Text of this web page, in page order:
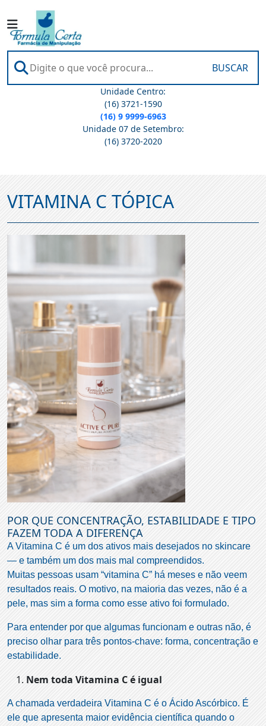
BUSCAR
Unidade Centro:
(16) 3721-1590
(16) 9 9999-6963
Unidade 07 de Setembro:
(16) 3720-2020
VITAMINA C TÓPICA
POR QUE CONCENTRAÇÃO, ESTABILIDADE E TIPO
FAZEM TODA A DIFERENÇA
A Vitamina C é um dos ativos mais desejados no skincare
— e também um dos mais mal compreendidos.
Muitas pessoas usam “vitamina C” há meses e não veem
resultados reais. O motivo, na maioria das vezes, não é a
pele, mas sim a forma como esse ativo foi formulado.
Para entender por que algumas funcionam e outras não, é
preciso olhar para três pontos-chave: forma, concentração e
estabilidade.
Nem toda Vitamina C é igual
A chamada verdadeira Vitamina C é o Ácido Ascórbico. É
ele que apresenta maior evidência científica quando o